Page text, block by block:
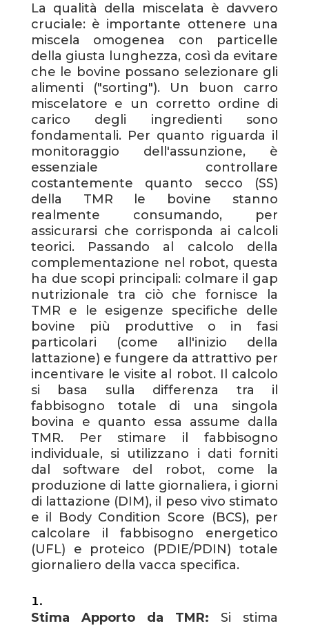
La qualità della miscelata è davvero
cruciale: è importante ottenere una
miscela omogenea con particelle
della giusta lunghezza, così da evitare
che le bovine possano selezionare gli
alimenti ("sorting"). Un buon carro
miscelatore e un corretto ordine di
carico degli ingredienti sono
fondamentali. Per quanto riguarda il
monitoraggio dell'assunzione, è
essenziale controllare
costantemente quanto secco (SS)
della TMR le bovine stanno
realmente consumando, per
assicurarsi che corrisponda ai calcoli
teorici. Passando al calcolo della
complementazione nel robot, questa
ha due scopi principali: colmare il gap
nutrizionale tra ciò che fornisce la
TMR e le esigenze specifiche delle
bovine più produttive o in fasi
particolari (come all'inizio della
lattazione) e fungere da attrattivo per
incentivare le visite al robot. Il calcolo
si basa sulla differenza tra il
fabbisogno totale di una singola
bovina e quanto essa assume dalla
TMR. Per stimare il fabbisogno
individuale, si utilizzano i dati forniti
dal software del robot, come la
produzione di latte giornaliera, i giorni
di lattazione (DIM), il peso vivo stimato
e il Body Condition Score (BCS), per
calcolare il fabbisogno energetico
(UFL) e proteico (PDIE/PDIN) totale
giornaliero della vacca specifica.
Stima Apporto da TMR: Si stima